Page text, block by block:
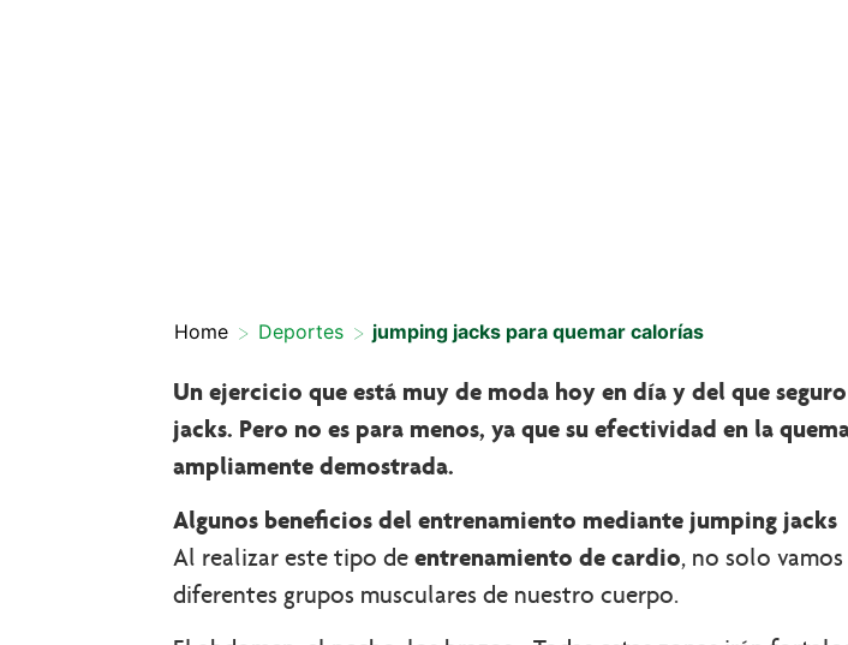
Home > Deportes > jumping jacks para quemar calorías
Un ejercicio que está muy de moda hoy en día y del que
jacks. Pero no es para menos, ya que su efectividad en la
ampliamente demostrada.
Algunos beneficios del entrenamiento mediante jumping jacks
Al realizar este tipo deentrenamiento de cardio, no solo
diferentes grupos musculares de nuestro cuerpo.